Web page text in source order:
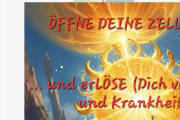
HAARE
?
NACHLASSEN
DER
LEBENSKRAFT
?